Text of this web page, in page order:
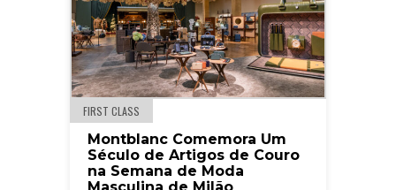
FIRST CLASS
Montblanc Comemora Um
Século de Artigos de Couro
na Semana de Moda